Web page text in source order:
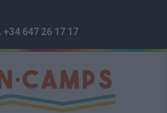
+34 647 26 17 17